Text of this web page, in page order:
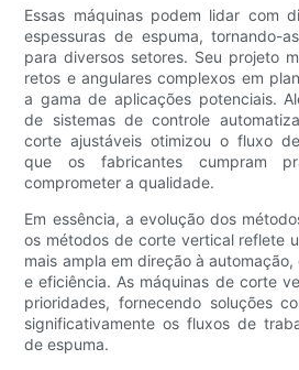
Essas máquinas podem lidar com
espessuras de espuma, tornando-
para diversos setores. Seu projeto
retos e angulares complexos em
a gama de aplicações potenciais.
de sistemas de controle
corte ajustáveis ​​otimizou o fluxo
que os fabricantes cumpram
comprometer a qualidade.
Em essência, a evolução dos
os métodos de corte vertical reflete
mais ampla em direção à
e eficiência. As máquinas de corte
prioridades, fornecendo soluções
significativamente os fluxos de
de espuma.